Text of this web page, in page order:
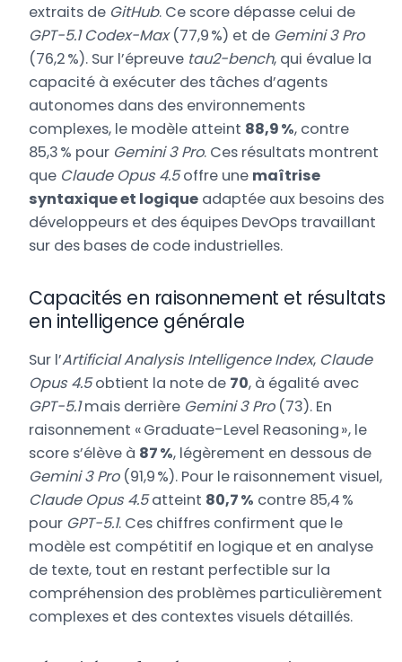
extraits de GitHub. Ce score dépasse celui de
GPT-5.1 Codex-Max(77,9 %) et de Gemini 3 Pro
(76,2 %). Sur l’épreuve tau2-bench, qui évalue la
capacité à exécuter des tâches d’agents
autonomes dans des environnements
complexes, le modèle atteint 88,9 %, contre
85,3 % pour Gemini 3 Pro. Ces résultats montrent
que Claude Opus 4.5offre une maîtrise
syntaxique et logique adaptée aux besoins des
développeurs et des équipes DevOps travaillant
sur des bases de code industrielles.
Capacités en raisonnement et résultats
en intelligence générale
Sur l’Artificial Analysis Intelligence Index, Claude
Opus 4.5obtient la note de 70, à égalité avec
GPT-5.1mais derrière Gemini 3 Pro(73). En
raisonnement « Graduate-Level Reasoning », le
score s’élève à 87 %, légèrement en dessous de
Gemini 3 Pro(91,9 %). Pour le raisonnement visuel,
Claude Opus 4.5atteint 80,7 % contre 85,4 %
pour GPT-5.1. Ces chiffres confirment que le
modèle est compétitif en logique et en analyse
de texte, tout en restant perfectible sur la
compréhension des problèmes particulièrement
complexes et des contextes visuels détaillés.